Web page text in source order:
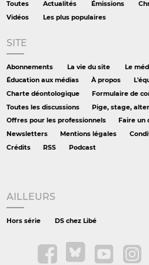
Toutes Actualités Émissions
Vidéos
Les plus populaires
SITE
Abonnements La vie du site Le
Éducation aux médias
À propos
Charte déontologique
Formulaire de
Toutes les discussions
Pige, stage,
Offres pour les professionnels
Faire un
Newsletters
Mentions légales
Crédits
RSS Podcast
AILLEURS
Hors série DS chez Libé